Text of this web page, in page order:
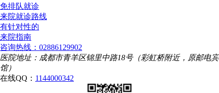
免排队就诊
来院就诊路线
有针对性的
来院指南
咨询热线：02886129902
医院地址：成都市青羊区锦里中路18号（彩虹桥附近，原邮电宾
馆）
在线QQ： 1144000342